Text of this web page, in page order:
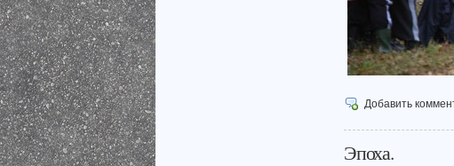
Добавить
Эпоха.